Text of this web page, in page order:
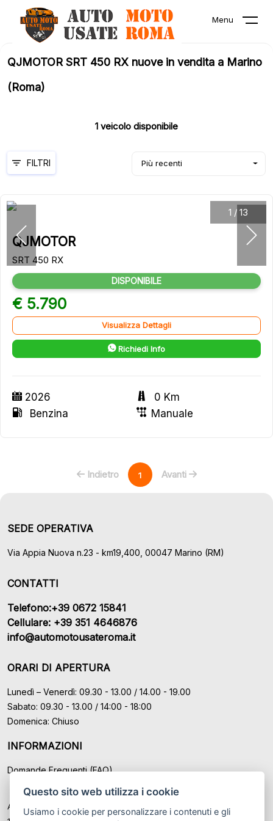
Menu
Questo sito web utilizza i cookie
Usiamo i cookie per personalizzare i contenuti e gli
QJMOTOR SRT 450 RX nuove in vendita a Marino
(Roma)
1 veicolo disponibile
Più recenti
FILTRI
1 / 13
QJMOTOR
SRT 450 RX
DISPONIBILE
€ 5.790
Visualizza Dettagli
Richiedi Info
2026
0 Km
Benzina
Manuale
Indietro 1 Avanti
SEDE OPERATIVA
Via Appia Nuova n.23 - km19,400, 00047 Marino (RM)
CONTATTI
Telefono:+39 0672 15841
Cellulare: +39 351 4646876
info@automotousateroma.it
ORARI DI APERTURA
Lunedì – Venerdì: 09.30 - 13.00 / 14.00 - 19.00
Sabato: 09.30 - 13.00 / 14:00 - 18:00
Domenica: Chiuso
INFORMAZIONI
Domande Frequenti (FAQ)
Auto Moto Usate Roma Srl sede di Marino - Roma, P.IVA: IT